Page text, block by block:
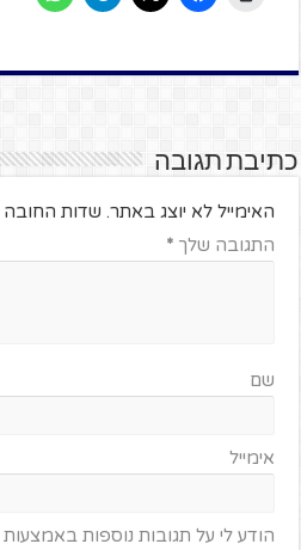
כתיבת תגובה
האימייל לא יוצג באתר. שדות
התגובה שלך*
שם
אימייל
הודע לי על תגובות נוספות באמצעות